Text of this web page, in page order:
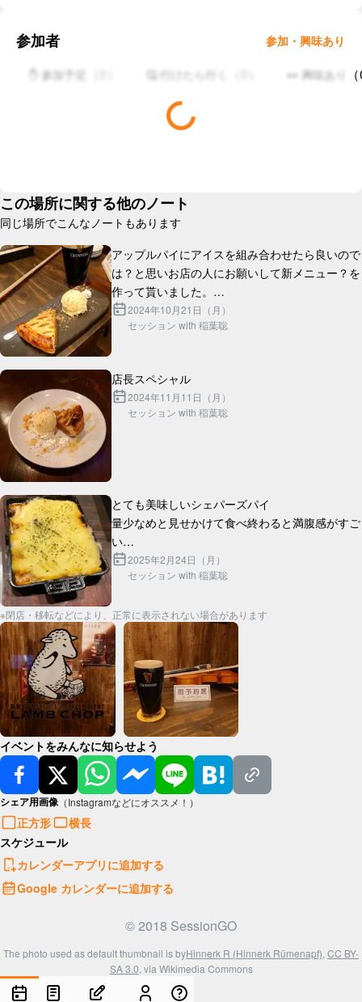
参加者 参加・興味あり
✋ 参加予定 🤔 行けたら行く 👀 興味あり （
この場所に関する他のノート
同じ場所でこんなノートもあります
アップルパイにアイスを組み合わせたら良いので
は？と思いお店の人にお願いして新メニュー？を
作って貰いました。
ギネスと合わせて丁度2000円です。
2024年10月21日（月）
セッション with 稲葉聡
2024年11月11日（月）
セッション with 稲葉聡
とても美味しいシェパーズパイ
量少なめと見せかけて食べ終わると満腹感がすご
い
芋とラム肉の間の層にチーズがたっぷり入ってて
2025年2月24日（月）
セッション with 稲葉聡
※閉店・移転などにより、正常に表示されない場合があります
イベントをみんなに知らせよう
シェア用画像 （Instagramなどにオススメ！）
正方形
横長
スケジュール
カレンダーアプリに追加する
Google カレンダーに追加する
© 2018 SessionGO
The photo used as default thumbnail is byHinnerk R (Hinnerk Rümenapf), CC BY-
SA 3.0, via Wikimedia Commons